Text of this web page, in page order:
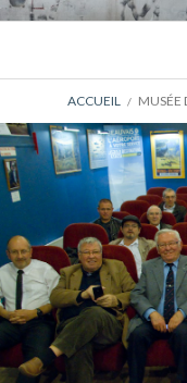
D'ARIANE
ACCUEIL MUSÉE